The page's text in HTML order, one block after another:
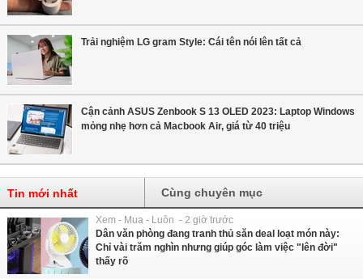
Trải nghiệm LG gram Style: Cái tên nói lên tất cả
Cận cảnh ASUS Zenbook S 13 OLED 2023: Laptop Windows
mỏng nhẹ hơn cả Macbook Air, giá từ 40 triệu
Tin mới nhất Cùng chuyên mục
Xem - Mua - Luôn - 2 giờ trước
Dân văn phòng đang tranh thủ săn deal loạt món này:
Chỉ vài trăm nghìn nhưng giúp góc làm việc "lên đời"
thấy rõ